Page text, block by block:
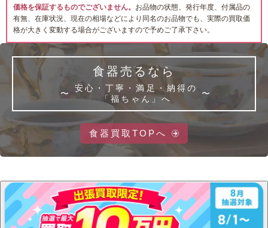
価格を保証するものでございません。 お品物の状態、発行年度、付属品の
有無、在庫状況、現在の相場などにより同名のお品物でも、実際の買取価
格が大きく変動する場合がございますので予めご了承下さい。
食器売るなら
安心・丁寧・満足・納得の
「福ちゃん」へ
食器買取TOPへ